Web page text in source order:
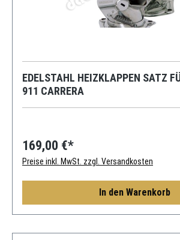
EDELSTAHL HEIZKLAPPEN SATZ
911 CARRERA
169,00 €*
Preise inkl. MwSt. zzgl. Versandkosten
In den Warenkorb